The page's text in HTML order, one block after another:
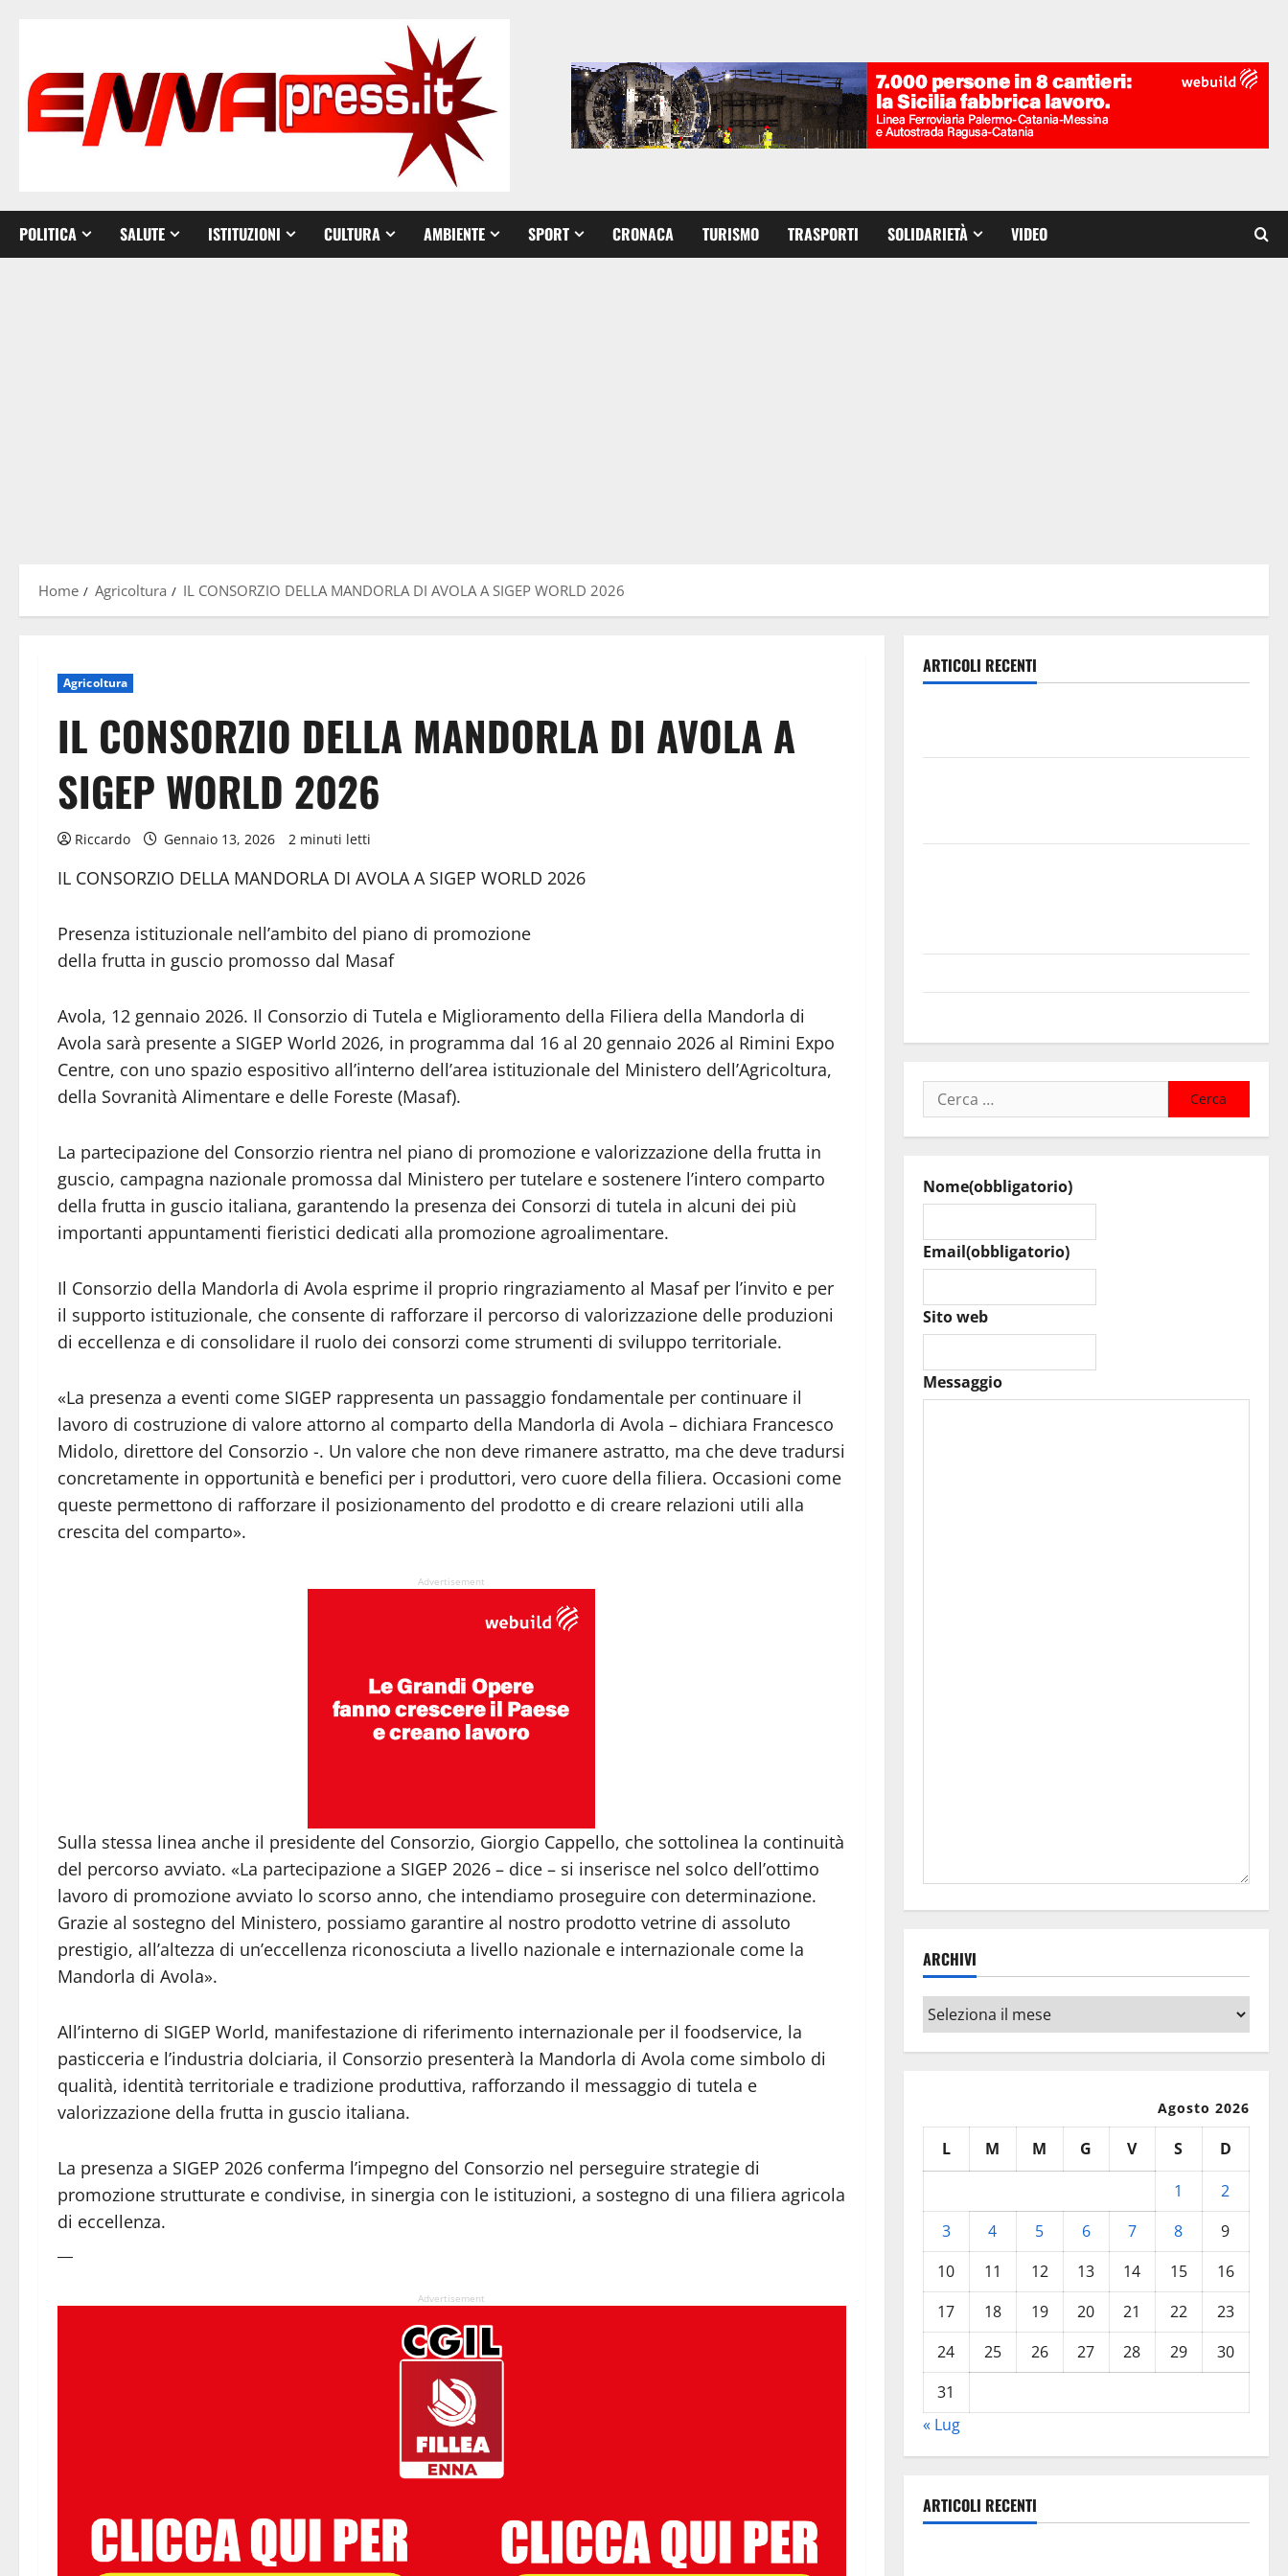
POLITICA SALUTE ISTITUZIONI CULTURA AMBIENTE SPORT CRONACA TURISMO TRASPORTI SOLIDARIETÀ VIDEO
Home Agricoltura IL CONSORZIO DELLA MANDORLA DI AVOLA A SIGEP WORLD 2026
Agricoltura
IL CONSORZIO DELLA MANDORLA DI AVOLA A
SIGEP WORLD 2026
Riccardo Gennaio 13, 2026 2 minuti letti
IL CONSORZIO DELLA MANDORLA DI AVOLA A SIGEP WORLD 2026
Presenza istituzionale nell’ambito del piano di promozione
della frutta in guscio promosso dal Masaf
Avola, 12 gennaio 2026. Il Consorzio di Tutela e Miglioramento della Filiera della Mandorla di
Avola sarà presente a SIGEP World 2026, in programma dal 16 al 20 gennaio 2026 al Rimini Expo
Centre, con uno spazio espositivo all’interno dell’area istituzionale del Ministero dell’Agricoltura,
della Sovranità Alimentare e delle Foreste (Masaf).
La partecipazione del Consorzio rientra nel piano di promozione e valorizzazione della frutta in
guscio, campagna nazionale promossa dal Ministero per tutelare e sostenere l’intero comparto
della frutta in guscio italiana, garantendo la presenza dei Consorzi di tutela in alcuni dei più
importanti appuntamenti fieristici dedicati alla promozione agroalimentare.
Il Consorzio della Mandorla di Avola esprime il proprio ringraziamento al Masaf per l’invito e per
il supporto istituzionale, che consente di rafforzare il percorso di valorizzazione delle produzioni
di eccellenza e di consolidare il ruolo dei consorzi come strumenti di sviluppo territoriale.
«La presenza a eventi come SIGEP rappresenta un passaggio fondamentale per continuare il
lavoro di costruzione di valore attorno al comparto della Mandorla di Avola – dichiara Francesco
Midolo, direttore del Consorzio -. Un valore che non deve rimanere astratto, ma che deve tradursi
concretamente in opportunità e benefici per i produttori, vero cuore della filiera. Occasioni come
queste permettono di rafforzare il posizionamento del prodotto e di creare relazioni utili alla
crescita del comparto».
Advertisement
Sulla stessa linea anche il presidente del Consorzio, Giorgio Cappello, che sottolinea la continuità
del percorso avviato. «La partecipazione a SIGEP 2026 – dice – si inserisce nel solco dell’ottimo
lavoro di promozione avviato lo scorso anno, che intendiamo proseguire con determinazione.
Grazie al sostegno del Ministero, possiamo garantire al nostro prodotto vetrine di assoluto
prestigio, all’altezza di un’eccellenza riconosciuta a livello nazionale e internazionale come la
Mandorla di Avola».
All’interno di SIGEP World, manifestazione di riferimento internazionale per il foodservice, la
pasticceria e l’industria dolciaria, il Consorzio presenterà la Mandorla di Avola come simbolo di
qualità, identità territoriale e tradizione produttiva, rafforzando il messaggio di tutela e
valorizzazione della frutta in guscio italiana.
La presenza a SIGEP 2026 conferma l’impegno del Consorzio nel perseguire strategie di
promozione strutturate e condivise, in sinergia con le istituzioni, a sostegno di una filiera agricola
di eccellenza.
Advertisement
ARTICOLI RECENTI
Ricerca
per:
Nome(obbligatorio)
Email(obbligatorio)
Sito web
Messaggio
ARCHIVI
Archivi
Agosto 2026
L M M G V S
D
1
2
3
4 5 6 7 8
9
10
11 12 13 14 15
16
17
18 19 20 21 22
23
24
25 26 27 28 29
30
31
« Lug
ARTICOLI RECENTI